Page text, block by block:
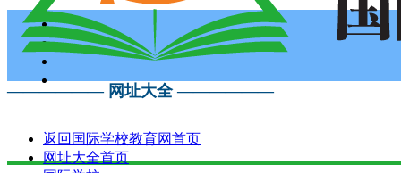
—————— 网址大全 ——————
返回国际学校教育网首页
网址大全首页